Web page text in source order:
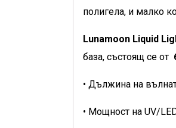
полигела, и малко
Lunamoon Liquid
база, състоящ се от
• Дължина на
• Мощност на UV/